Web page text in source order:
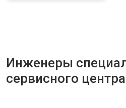
Инженеры
сервисного